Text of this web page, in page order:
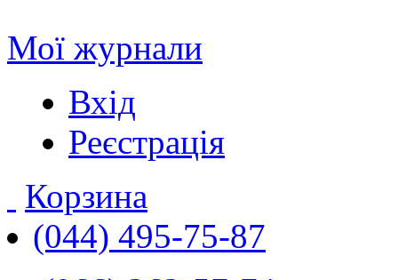
Мої журнали
Вхід
Реєстрація
Корзина
(044) 495-75-87